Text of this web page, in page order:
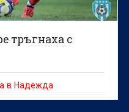
тръгнаха с
в Надежда